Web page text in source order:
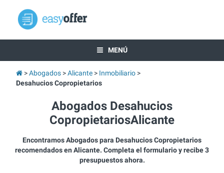
MENÚ
Abogados Alicante
Inmobiliario
Desahucios Copropietarios
Abogados Desahucios
CopropietariosAlicante
Encontramos Abogados para Desahucios Copropietarios
recomendados en Alicante. Completa el formulario y recibe 3
presupuestos ahora.